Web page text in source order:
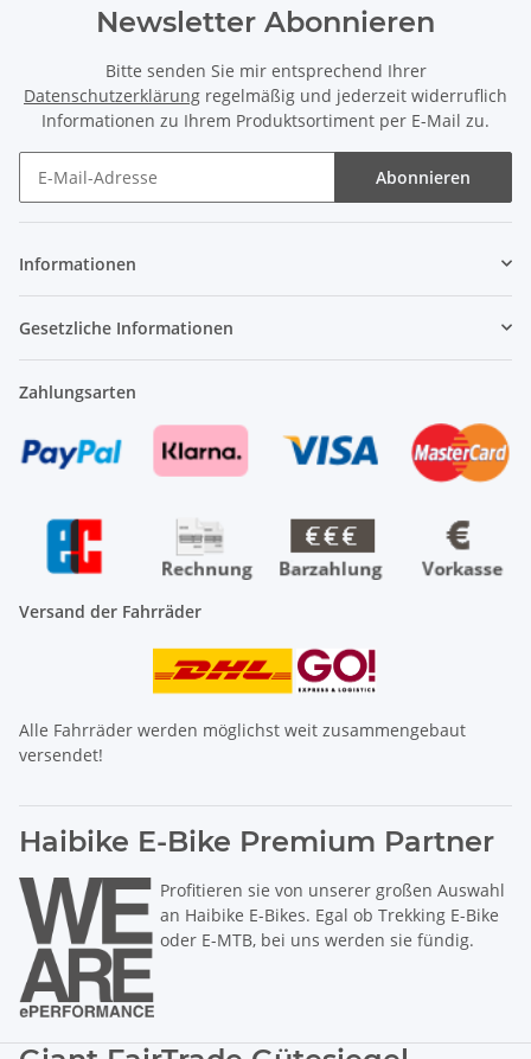
Newsletter Abonnieren
Bitte senden Sie mir entsprechend Ihrer
Datenschutzerklärung regelmäßig und jederzeit widerruflich
Informationen zu Ihrem Produktsortiment per E-Mail zu.
Abonnieren
Informationen
Gesetzliche Informationen
Zahlungsarten
Versand der Fahrräder
Alle Fahrräder werden möglichst weit zusammengebaut
versendet!
Haibike E-Bike Premium Partner
Profitieren sie von unserer großen Auswahl
an Haibike E-Bikes. Egal ob Trekking E-Bike
oder E-MTB, bei uns werden sie fündig.